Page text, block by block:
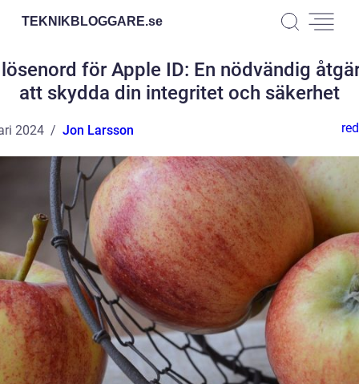
TEKNIKBLOGGARE.se
för Apple ID: En nödvändig
att skydda din integritet och säkerhet
2024 Jon Larsson